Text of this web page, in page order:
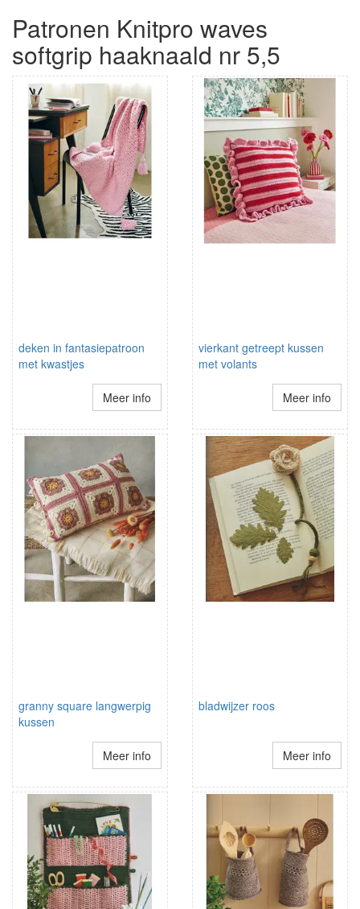
Patronen Knitpro waves
softgrip haaknaald nr 5,5
deken in fantasiepatroon
met kwastjes
Meer info
vierkant getreept kussen
met volants
Meer info
granny square langwerpig
kussen
Meer info
bladwijzer roos
Meer info